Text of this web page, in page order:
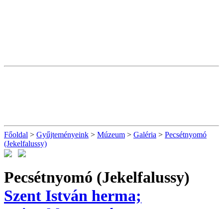
Főoldal > Gyűjteményeink > Múzeum > Galéria > Pecsétnyomó
(Jekelfalussy)
Pecsétnyomó (Jekelfalussy)
Szent István herma;